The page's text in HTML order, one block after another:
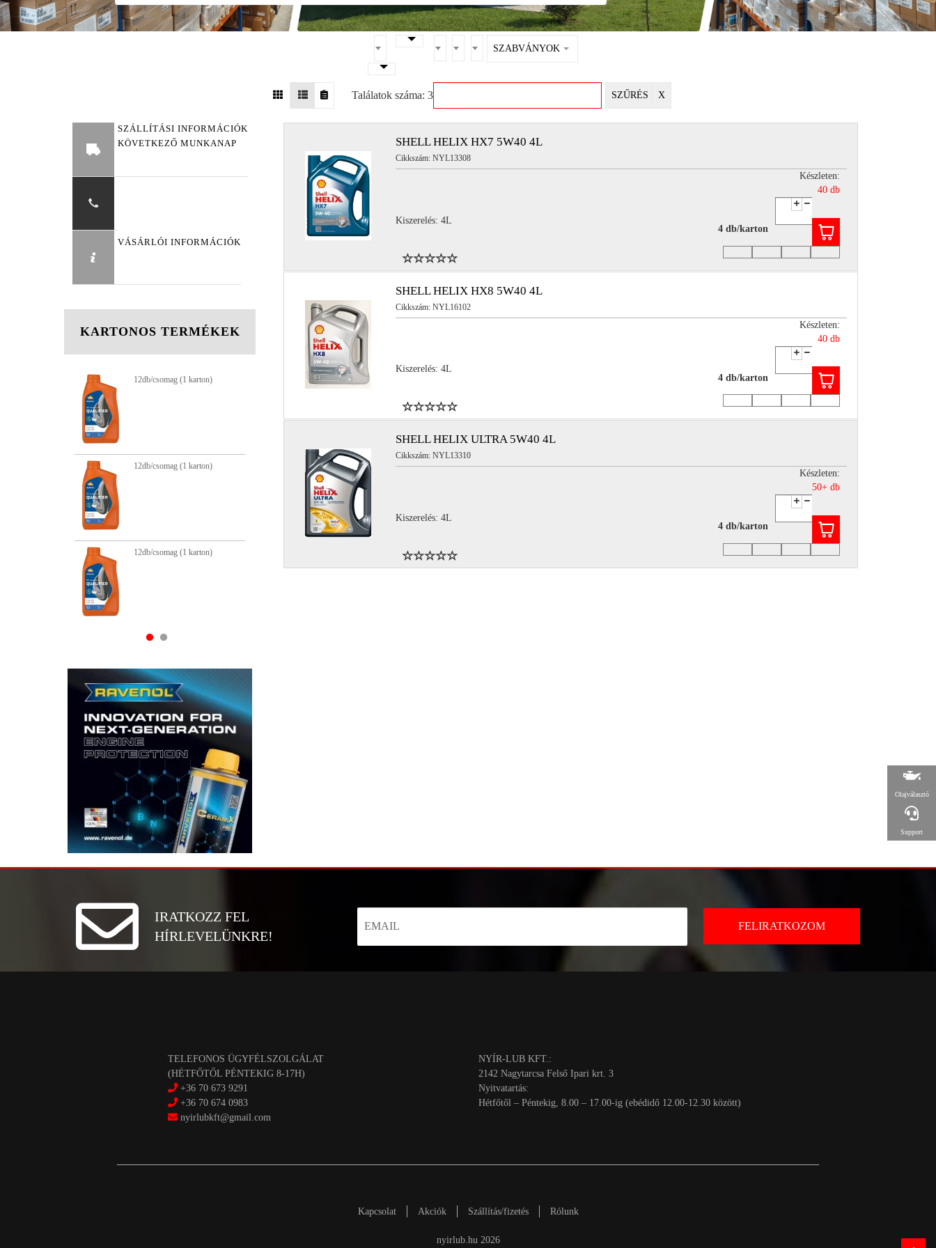
SZABVÁNYOK
Találatok száma: 3 SZŰRÉS X
SZÁLLÍTÁSI INFORMÁCIÓK
KÖVETKEZŐ MUNKANAP
VÁSÁRLÓI INFORMÁCIÓK
KARTONOS TERMÉKEK
12db/csomag (1 karton)
12db/csomag (1 karton)
12db/csomag (1 karton)
12db/csomag (1 karton)
12db/csomag (1 karton)
12db/csomag (1 karton)
12db/csomag (1 karton)
SHELL HELIX HX7 5W40 4L
Cikkszám: NYL13308
Kiszerelés: 4L
Készleten:
40 db
4 db/karton
SHELL HELIX HX8 5W40 4L
Cikkszám: NYL16102
Kiszerelés: 4L
Készleten:
40 db
4 db/karton
SHELL HELIX ULTRA 5W40 4L
Cikkszám: NYL13310
Kiszerelés: 4L
Készleten:
50+ db
4 db/karton
IRATKOZZ FEL
HÍRLEVELÜNKRE!
TELEFONOS ÜGYFÉLSZOLGÁLAT
(HÉTFŐTŐL PÉNTEKIG 8-17H)
+36 70 673 9291
+36 70 674 0983
nyirlubkft@gmail.com
NYÍR-LUB KFT.:
2142 Nagytarcsa Felső Ipari krt. 3
Nyitvatartás:
Hétfőtől – Péntekig, 8.00 – 17.00-ig (ebédidő 12.00-12.30 között)
Kapcsolat Akciók Szállítás/fizetés Rólunk
nyirlub.hu 2026
Olajválasztó
Support